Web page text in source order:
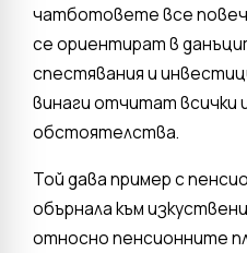
чатботовете все
се ориентират в
спестявания и
винаги отчитат всички
обстоятелства.
Той дава пример с
обърнала към
относно пенсионните